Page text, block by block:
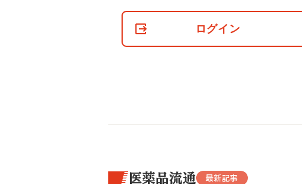
て
ログイン
医薬品流通 最新記事